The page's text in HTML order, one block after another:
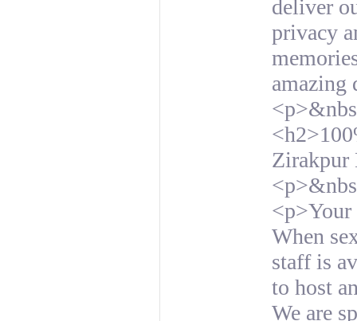
deliver
privacy
amazing
Zirakpur
<p>Your
When
staff is
to host
We are